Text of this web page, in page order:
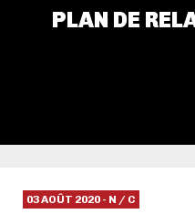
PLAN DE
03 AOÛT 2020 - N / C